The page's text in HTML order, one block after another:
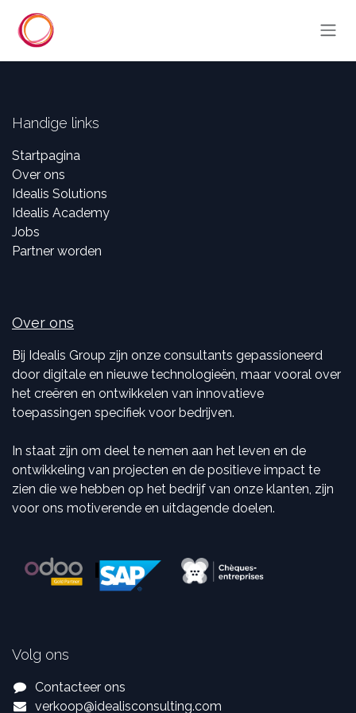
Handige links
Startpagina
Over ons
Idealis Solutions
Idealis Academy
Jobs
Partner worden
Over ons
Bij Idealis Group zijn onze consultants gepassioneerd
door digitale en nieuwe technologieën, maar vooral over
het creëren en ontwikkelen van innovatieve
toepassingen specifiek voor bedrijven.
In staat zijn om deel te nemen aan het leven en de
ontwikkeling van projecten en de positieve impact te
zien die we hebben op het bedrijf van onze klanten, zijn
voor ons motiverende en uitdagende doelen.
Volg ons
Contacteer ons
verkoop@idealisconsulting.com